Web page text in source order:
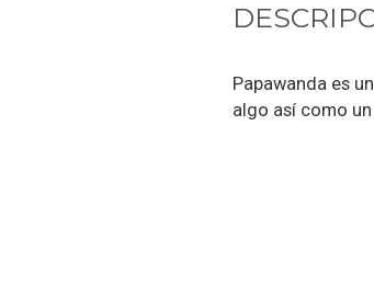
Papawanda es
algo así como